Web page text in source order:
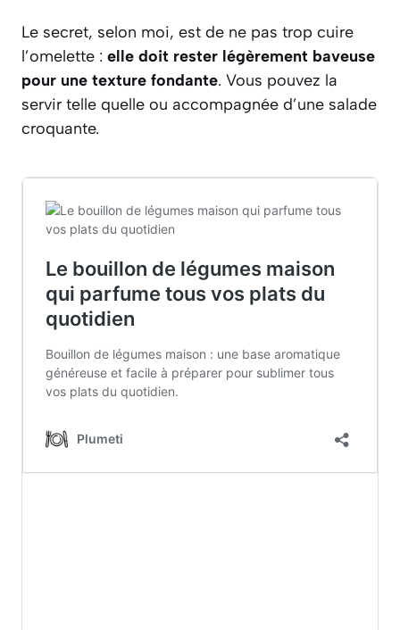
Le secret, selon moi, est de ne pas trop cuire
l’omelette : elle doit rester légèrement baveuse
pour une texture fondante. Vous pouvez la
servir telle quelle ou accompagnée d’une salade
croquante.